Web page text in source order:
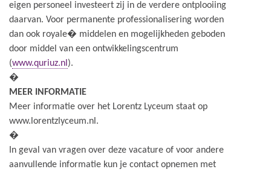
eigen personeel investeert zij in de verdere ontplooiing
daarvan. Voor permanente professionalisering worden
dan ook royale� middelen en mogelijkheden geboden
door middel van een ontwikkelingscentrum
(www.quriuz.nl ).
�
MEER INFORMATIE
Meer informatie over het Lorentz Lyceum staat op
www.lorentzlyceum.nl.
�
In geval van vragen over deze vacature of voor andere
aanvullende informatie kun je contact opnemen met